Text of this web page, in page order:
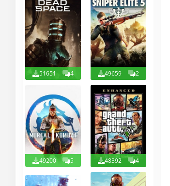
51651 4 49659 2
49200 5 48392 4